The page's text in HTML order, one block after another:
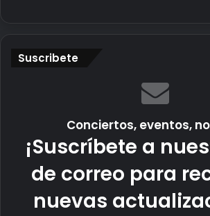
Suscribete
Conciertos, eventos,
¡Suscríbete a
de correo para
nuevas